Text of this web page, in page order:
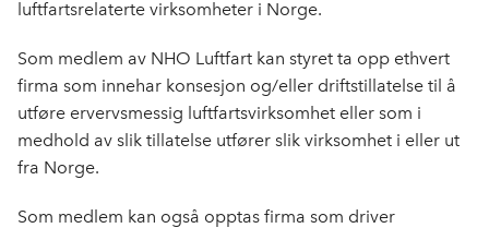
luftfartsrelaterte virksomheter i Norge.
Som medlem av NHO Luftfart kan styret ta opp ethvert
firma som innehar konsesjon og/eller driftstil­latelse til å
utføre ervervs­messig luftfartsvirksomhet eller som i
medhold av slik tillatelse utfører slik virksomhet i eller ut
fra Norge.
Som medlem kan også opptas firma som driver